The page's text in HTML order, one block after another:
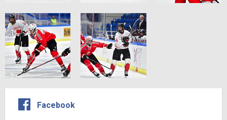
Facebook